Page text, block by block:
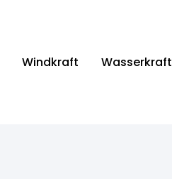
Windkraft Wasserkraft